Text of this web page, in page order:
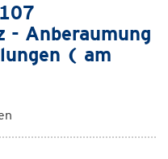
- Anberaumung
( am